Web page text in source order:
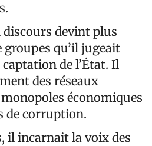
discours devint plus
groupes qu’il jugeait
de l’État. Il
des réseaux
économiques
de corruption.
il incarnait la voix des